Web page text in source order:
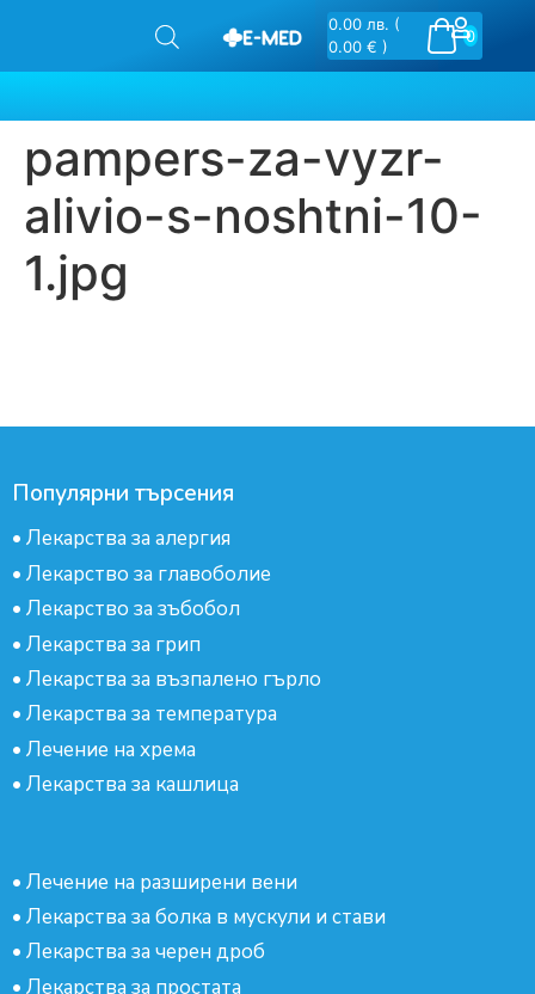
0
0.00 лв. (
0.00 € )
pampers-za-vyzr-
alivio-s-noshtni-10-
1.jpg
Популярни търсения
• Лекарства за алергия
• Лекарство за главоболие
• Лекарство за зъбобол
• Лекарства за грип
• Лекарства за възпалено гърло
• Лекарства за температура
• Лечение на хрема
• Лекарства за кашлица
• Лечение на разширени вени
• Лекарства за болка в мускули и стави
• Лекарства за черен дроб
• Лекарства за простата